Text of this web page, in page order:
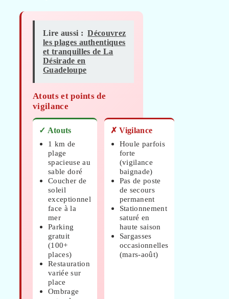
Lire aussi : Découvrez
les plages authentiques
et tranquilles de La
Désirade en
Guadeloupe
Atouts et points de
vigilance
✓ Atouts
1 km de
plage
spacieuse au
sable doré
Coucher de
soleil
exceptionnel
face à la
mer
Parking
gratuit
(100+
places)
Restauration
variée sur
place
Ombrage
✗ Vigilance
Houle parfois
forte
(vigilance
baignade)
Pas de poste
de secours
permanent
Stationnement
saturé en
haute saison
Sargasses
occasionnelles
(mars-août)